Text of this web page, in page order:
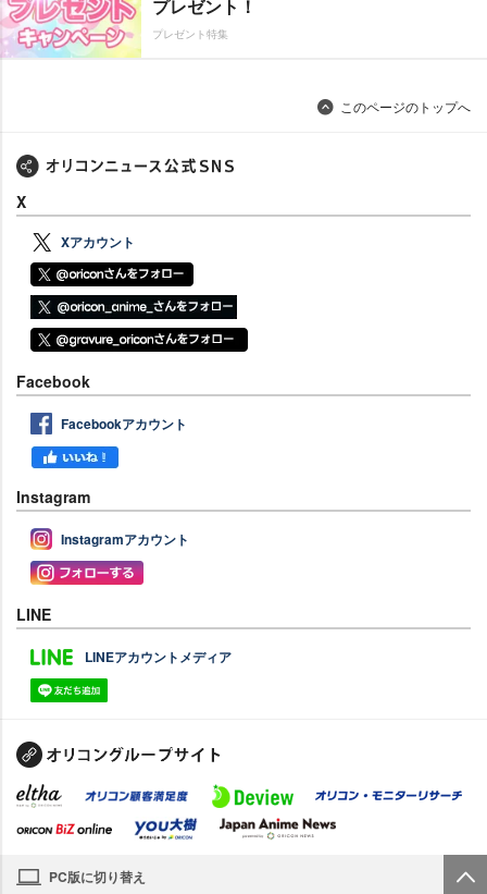
プレゼント！
プレゼント特集
このページのトップへ
X
Xアカウント
Facebook
Facebookアカウント
Instagram
Instagramアカウント
LINE
LINEアカウントメディア
PC版に切り替え